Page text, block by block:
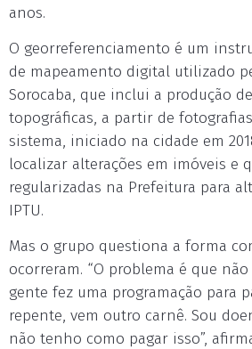
anos.
O georreferenciamento é um
de mapeamento digital utilizado
Sorocaba, que inclui a produção
topográficas, a partir de
sistema, iniciado na cidade em
localizar alterações em imóveis e
regularizadas na Prefeitura para
IPTU.
Mas o grupo questiona a forma
ocorreram. “O problema é que
gente fez uma programação para
repente, vem outro carnê. Sou
não tenho como pagar isso”,